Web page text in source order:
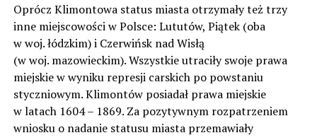
Oprócz Klimontowa status miasta otrzymały też trzy
inne miejscowości w Polsce: Lututów, Piątek (oba
w woj. łódzkim) i Czerwińsk nad Wisłą
(w woj. mazowieckim). Wszystkie utraciły swoje prawa
miejskie w wyniku represji carskich po powstaniu
styczniowym. Klimontów posiadał prawa miejskie
w latach 1604 – 1869. Za pozytywnym rozpatrzeniem
wniosku o nadanie statusu miasta przemawiały